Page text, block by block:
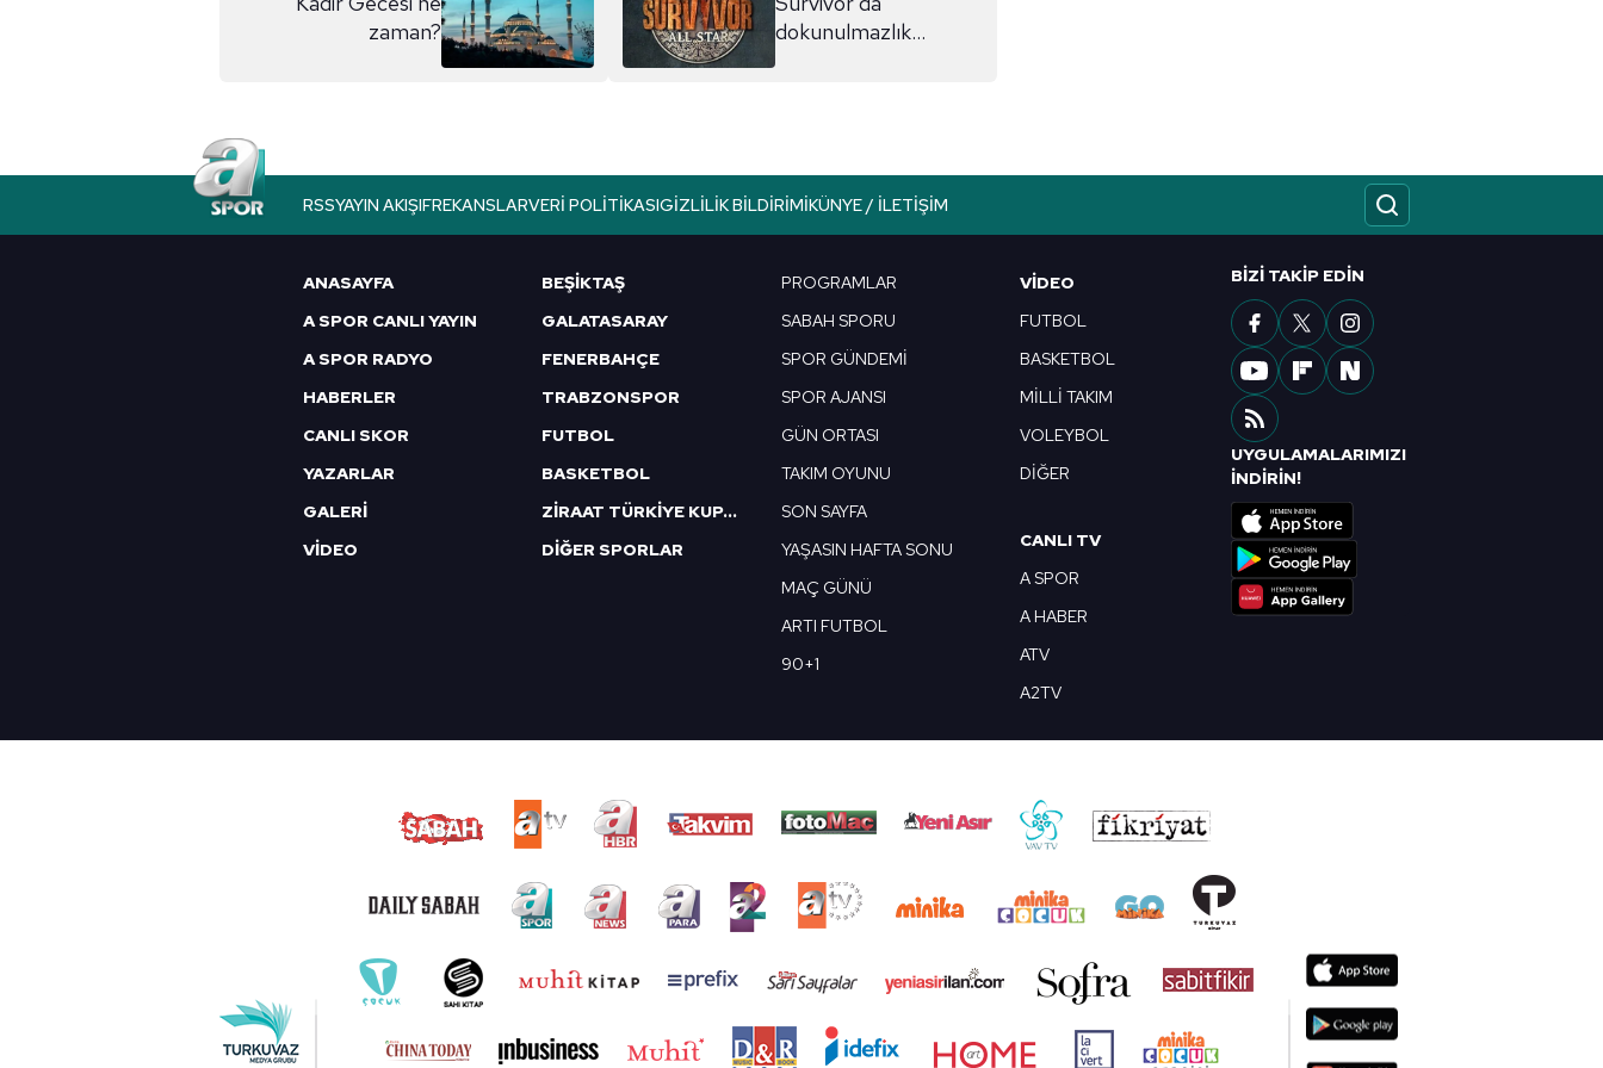
zaman?
dokunulmazlık
RSSYAYIN AKIŞIFREKANSLARVERI POLITIKASIGIZLILIK BILDIRIMIKÜNYE / İLETIŞIM
ANASAYFA
A SPOR CANLI YAYIN
A SPOR RADYO
HABERLER
CANLI SKOR
YAZARLAR
GALERİ
VİDEO
BEŞİKTAŞ
GALATASARAY
FENERBAHÇE
TRABZONSPOR
FUTBOL
BASKETBOL
ZİRAAT TÜRKİYE KUPASI
DİĞER SPORLAR
PROGRAMLAR
SABAH SPORU
SPOR GÜNDEMİ
SPOR AJANSI
GÜN ORTASI
TAKIM OYUNU
SON SAYFA
YAŞASIN HAFTA SONU
MAÇ GÜNÜ
ARTI FUTBOL
90+1
VIDEO
FUTBOL
BASKETBOL
MİLLİ TAKIM
VOLEYBOL
DİĞER
CANLI TV
A SPOR
A HABER
ATV
A2TV
BIZI TAKIP EDIN
UYGULAMALARIMIZI
İNDİRİN!